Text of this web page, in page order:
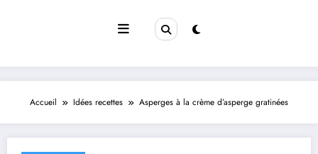
Accueil Idées recettes Asperges à la crème d’asperge gratinées